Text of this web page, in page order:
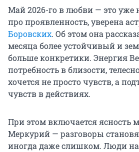
Май 2026-го в любви — это уже
про проявленность, уверена
Боровских. Об этом она
месяца более устойчивый и
больше конкретики. Энергия
потребность в близости,
хочется не просто чувств, а
чувств в действиях.
При этом включается ясность
Меркурий — разговоры
иногда даже слишком. Люди